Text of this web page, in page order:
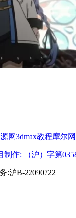
网3dmax教程摩尔网
制作: （沪）字第
:沪B-22090722